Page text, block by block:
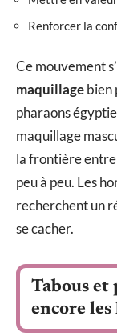
Renforcer la
Ce mouvement
maquillagebien
pharaons
maquillage
la frontière entre
peu à peu. Les
recherchent un
se cacher.
Tabous et
encore les